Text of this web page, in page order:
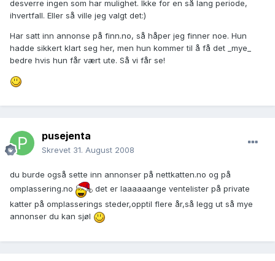
desverre ingen som har mulighet. Ikke for en så lang periode,
ihvertfall. Eller så ville jeg valgt det:)
Har satt inn annonse på finn.no, så håper jeg finner noe. Hun
hadde sikkert klart seg her, men hun kommer til å få det _mye_
bedre hvis hun får vært ute. Så vi får se!
pusejenta
Skrevet 31. August 2008
du burde også sette inn annonser på nettkatten.no og på
omplassering.no
det er laaaaaange ventelister på private
katter på omplasserings steder,opptil flere år,så legg ut så mye
annonser du kan sjøl